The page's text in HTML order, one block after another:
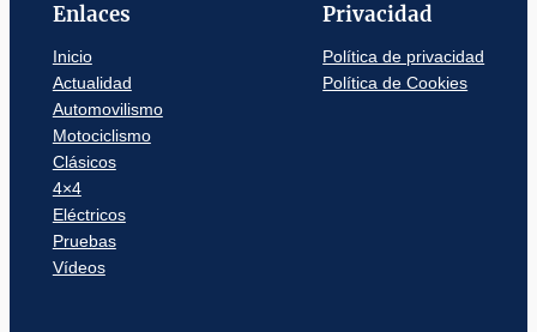
Enlaces
Inicio
Actualidad
Automovilismo
Motociclismo
Clásicos
4×4
Eléctricos
Pruebas
Vídeos
Privacidad
Política de privacidad
Política de Cookies